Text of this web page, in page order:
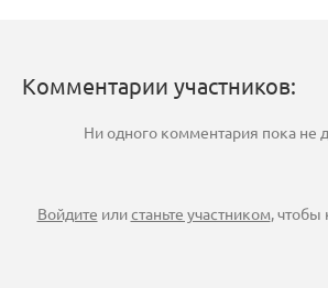
Комментарии участников:
Ни одного комментария пока не
Войдите илистаньте участником, чтобы